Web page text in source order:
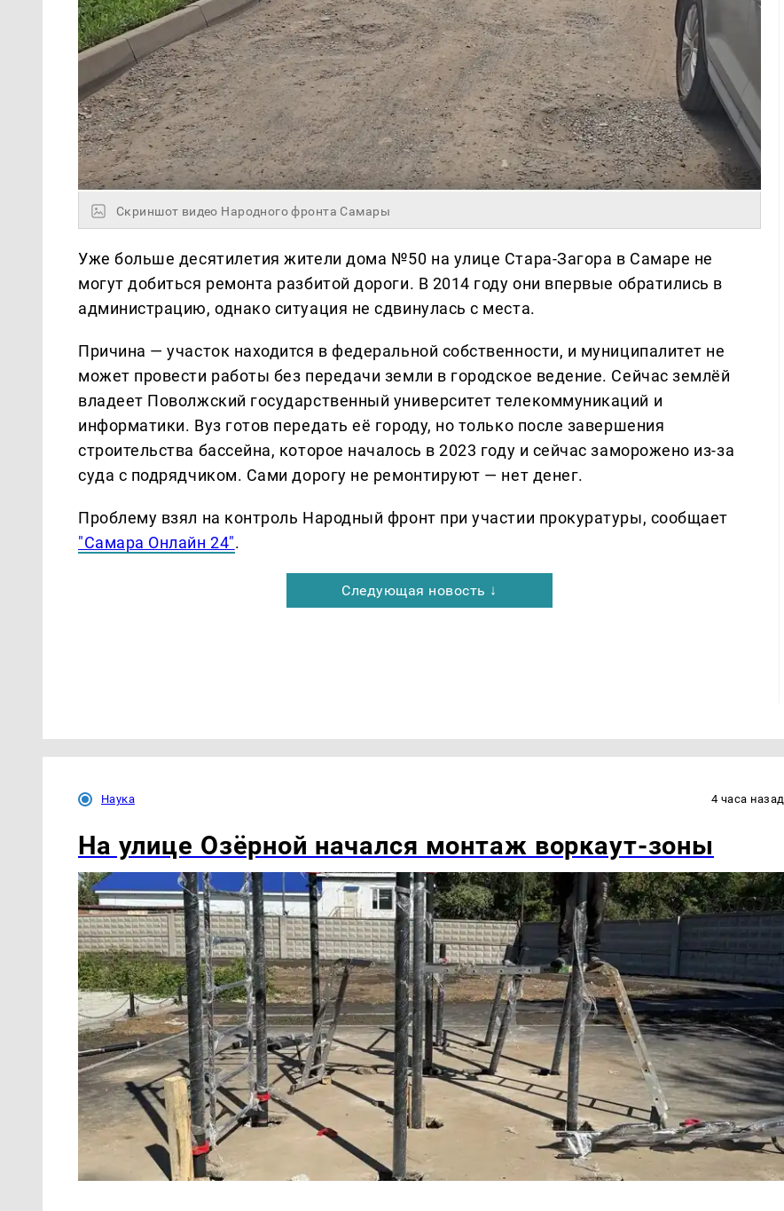
Скриншот видео Народного фронта Самары
Уже больше десятилетия жители дома №50 на улице Стара-Загора в Самаре не
могут добиться ремонта разбитой дороги. В 2014 году они впервые обратились в
администрацию, однако ситуация не сдвинулась с места.
Причина — участок находится в федеральной собственности, и муниципалитет не
может провести работы без передачи земли в городское ведение. Сейчас землёй
владеет Поволжский государственный университет телекоммуникаций и
информатики. Вуз готов передать её городу, но только после завершения
строительства бассейна, которое началось в 2023 году и сейчас заморожено из-за
суда с подрядчиком. Сами дорогу не ремонтируют — нет денег.
Проблему взял на контроль Народный фронт при участии прокуратуры, сообщает
"Самара Онлайн 24".
Следующая новость ↓
Наука 4 часа назад
На улице Озëрной начался монтаж воркаут-зоны